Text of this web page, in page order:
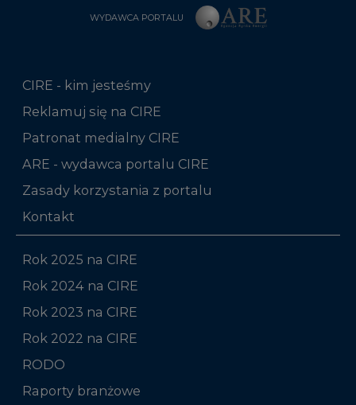
WYDAWCA PORTALU
CIRE - kim jesteśmy
Reklamuj się na CIRE
Patronat medialny CIRE
ARE - wydawca portalu CIRE
Zasady korzystania z portalu
Kontakt
Rok 2025 na CIRE
Rok 2024 na CIRE
Rok 2023 na CIRE
Rok 2022 na CIRE
RODO
Raporty branżowe